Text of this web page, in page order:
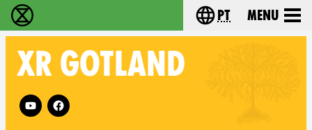
Extinction Rebellion - Home Choose your
pt Menu
XR GOTLAND
Follow XR Gotland on